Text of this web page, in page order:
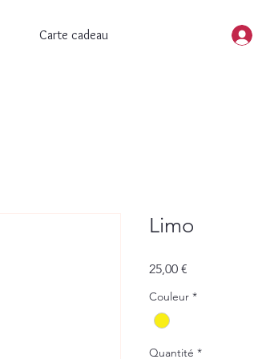
Carte cadeau
Limo
25,00 €
Couleur *
Quantité *